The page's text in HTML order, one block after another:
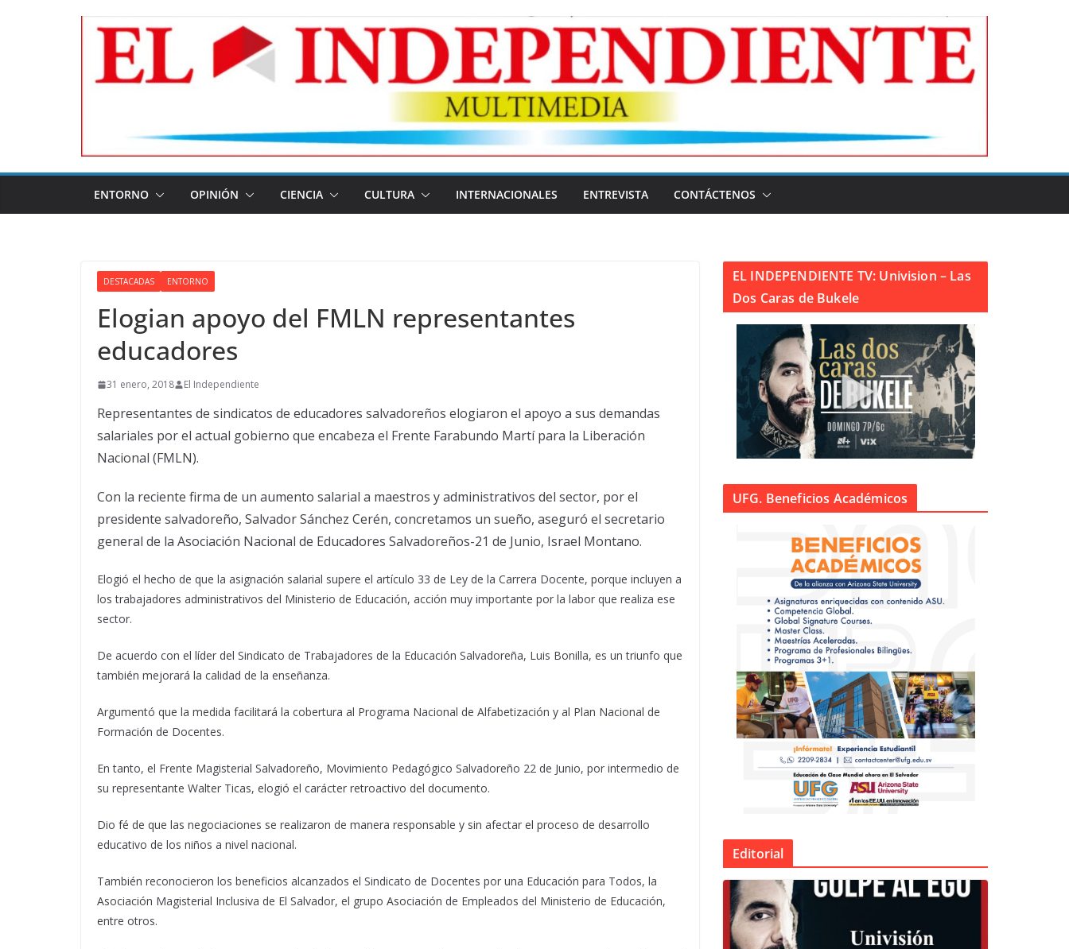
ENTORNO OPINIÓN CIENCIA CULTURA INTERNACIONALES ENTREVISTA CONTÁCTENOS
DESTACADAS ENTORNO
Elogian apoyo del FMLN representantes
educadores
31 enero, 2018 El Independiente
Representantes de sindicatos de educadores salvadoreños elogiaron el apoyo a sus demandas
salariales por el actual gobierno que encabeza el Frente Farabundo Martí para la Liberación
Nacional (FMLN).
Con la reciente firma de un aumento salarial a maestros y administrativos del sector, por el
presidente salvadoreño, Salvador Sánchez Cerén, concretamos un sueño, aseguró el secretario
general de la Asociación Nacional de Educadores Salvadoreños-21 de Junio, Israel Montano.
Elogió el hecho de que la asignación salarial supere el artículo 33 de Ley de la Carrera Docente, porque incluyen a
los trabajadores administrativos del Ministerio de Educación, acción muy importante por la labor que realiza ese
sector.
De acuerdo con el líder del Sindicato de Trabajadores de la Educación Salvadoreña, Luis Bonilla, es un triunfo que
también mejorará la calidad de la enseñanza.
Argumentó que la medida facilitará la cobertura al Programa Nacional de Alfabetización y al Plan Nacional de
Formación de Docentes.
En tanto, el Frente Magisterial Salvadoreño, Movimiento Pedagógico Salvadoreño 22 de Junio, por intermedio de
su representante Walter Ticas, elogió el carácter retroactivo del documento.
Dio fé de que las negociaciones se realizaron de manera responsable y sin afectar el proceso de desarrollo
educativo de los niños a nivel nacional.
También reconocieron los beneficios alcanzados el Sindicato de Docentes por una Educación para Todos, la
Asociación Magisterial Inclusiva de El Salvador, el grupo Asociación de Empleados del Ministerio de Educación,
entre otros.
EL INDEPENDIENTE TV: Univision – Las
Dos Caras de Bukele
UFG. Beneficios Académicos
Editorial